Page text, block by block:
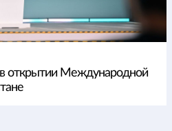
в открытии Международной